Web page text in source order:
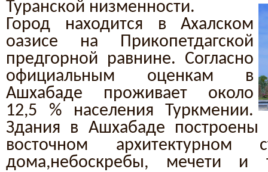
Туранской низменности.
Город находится в Ахалском
оазисе на Прикопетдагской
предгорной равнине. Согласно
официальным оценкам в
Ашхабаде проживает около
12,5 % населения Туркмении.
Здания в Ашхабаде
восточном
дома,небоскребы, мечети и